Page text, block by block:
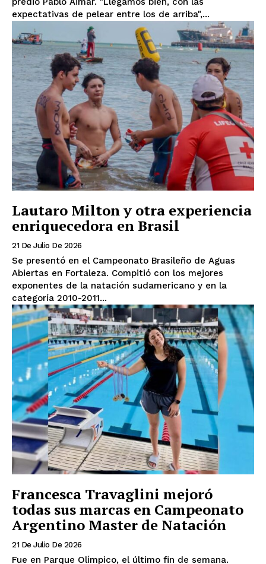
expectativas de pelear entre los de arriba",...
Lautaro Milton y otra experiencia
enriquecedora en Brasil
21 De Julio De 2026
Se presentó en el Campeonato Brasileño de Aguas
Abiertas en Fortaleza. Compitió con los mejores
exponentes de la natación sudamericano y en la
categoría 2010-2011...
Francesca Travaglini mejoró
todas sus marcas en Campeonato
Argentino Master de Natación
21 De Julio De 2026
Fue en Parque Olímpico, el último fin de semana.